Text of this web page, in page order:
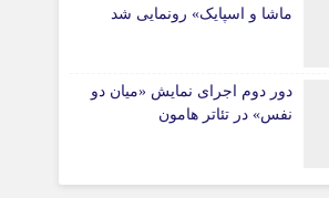
ماشا و اسپایک» رونمایی شد
دور دوم اجرای نمایش «میان دو
نفس» در تئاتر هامون